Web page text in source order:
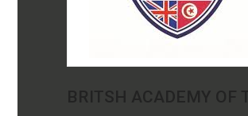
BRITSH ACADEMY OF